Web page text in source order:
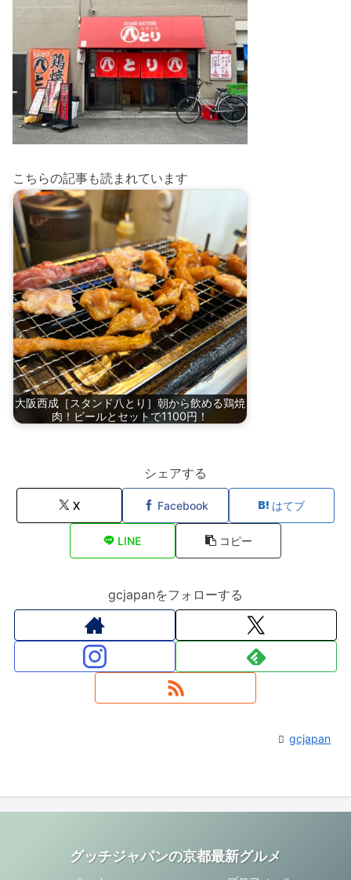
こちらの記事も読まれています
大阪西成［スタンド八とり］朝から飲める鶏焼
肉！ビールとセットで1100円！
シェアする
X Facebook はてブ
LINE コピー
gcjapanをフォローする
gcjapan
グッチジャパンの京都最新グルメ